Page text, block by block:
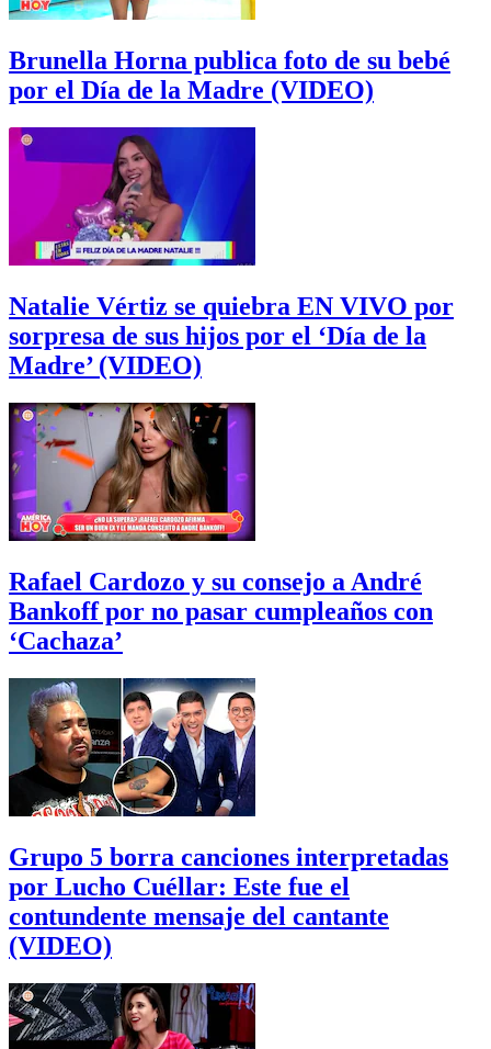
Brunella Horna publica foto de su bebé
por el Día de la Madre (VIDEO)
Natalie Vértiz se quiebra EN VIVO por
sorpresa de sus hijos por el ‘Día de la
Madre’ (VIDEO)
Rafael Cardozo y su consejo a André
Bankoff por no pasar cumpleaños con
‘Cachaza’
Grupo 5 borra canciones interpretadas
por Lucho Cuéllar: Este fue el
contundente mensaje del cantante
(VIDEO)